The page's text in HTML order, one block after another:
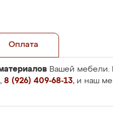
Оплата
Вашей мебели.
, 8 (926) 409-68-13, и наш